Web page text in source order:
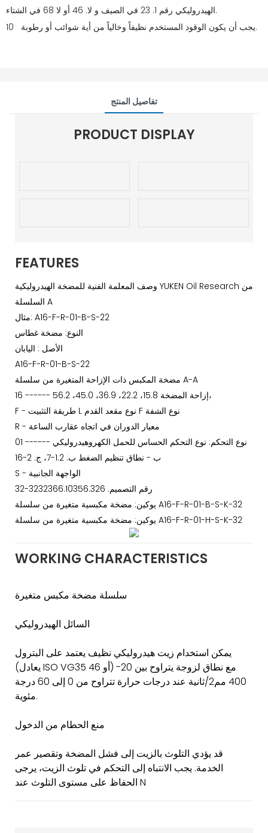
الهيدروليكي رقم 1. 23 في الصيف و لا. 46 أو لا 68 في الشتاء.
10 يجب أن يكون الوقود المستخدم نظيفاً وخالياً من أية شوائب أو رطوبة.
تفاصيل المنتج
PRODUCT DISPLAY
FEATURES
وصف المعلمة الفنية للمضخة الهيدروليكية YUKEN Oil Research من
السلسلة A
مثال: A16-F-R-01-B-S-22
النوع: مضخة غطاس
الأصل : اليابان
A16-F-R-01-B-S-22
مضخة المكبس ذات الإزاحة المتغيرة من سلسلة A-A
16 ------ إزاحة المضخة 15.8، 22.2، 36.9، 45.0، 56.2،
F - طريقة التثبيت L نوع مقعد القدم F نوع الشفة
R - معيار الدوران في اتجاه عقارب الساعة
01 ------ نوع التحكم: نوع التحكم الحساس للحمل الكهروهيدروليكي
ب - نطاق تنظيم الضغط ب: 1.2-7، ج: 2-16
S - الواجهة الجانبية
32-رقم التصميم. 3232366.10356.326
يوكين: مضخة مكبسية متغيرة من سلسلة A16-F-R-01-B-S-K-32
يوكين: مضخة مكبسية متغيرة من سلسلة A16-F-R-01-H-S-K-32
WORKING CHARACTERISTICS
سلسلة مضخة مكبس متغيرة
السائل الهيدروليكي
يمكن استخدام زيت هيدروليكي نظيف يعتمد على البترول
(يعادل ISO VG35 أو 46) مع نطاق لزوجة يتراوح بين 20-
400 مم2/ثانية عند درجات حرارة تتراوح من 0 إلى 60 درجة
مئوية.
منع الحطام من الدخول
قد يؤدي التلوث بالزيت إلى فشل المضخة وتقصير عمر
الخدمة. يجب الانتباه إلى التحكم في تلوث الزيت، يرجى
الحفاظ على مستوى التلوث عند N